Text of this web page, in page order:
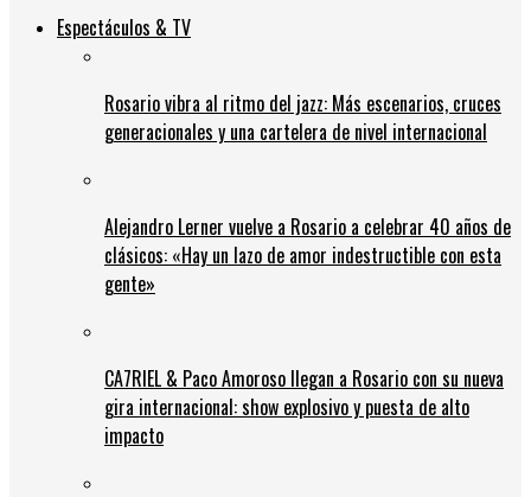
Espectáculos & TV
Rosario vibra al ritmo del jazz: Más escenarios, cruces
generacionales y una cartelera de nivel internacional
Alejandro Lerner vuelve a Rosario a celebrar 40 años de
clásicos: «Hay un lazo de amor indestructible con esta
gente»
CA7RIEL & Paco Amoroso llegan a Rosario con su nueva
gira internacional: show explosivo y puesta de alto
impacto